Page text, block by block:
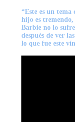
“Este es un tema
hijo es
Barbie no lo
después de ver
lo que fue este